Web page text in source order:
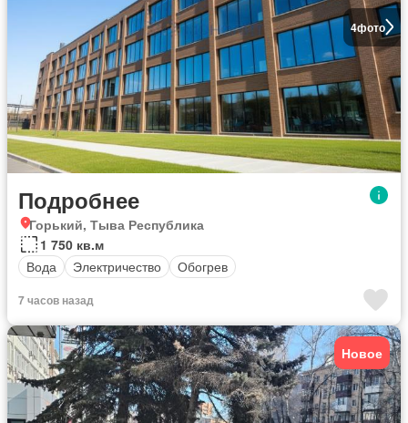
4фото
Подробнее
Горький, Тыва Республика
1 750 кв.м
Вода
Электричество Обогрев
7 часов назад
Новое